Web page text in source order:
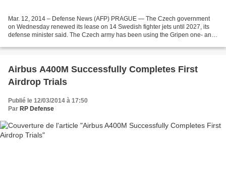
Mar. 12, 2014 – Defense News (AFP) PRAGUE — The Czech government
on Wednesday renewed its lease on 14 Swedish fighter jets until 2027, its
defense minister said. The Czech army has been using the Gripen one- and
Airbus A400M Successfully Completes First
Airdrop Trials
Publié le 12/03/2014 à 17:50
Par RP Defense